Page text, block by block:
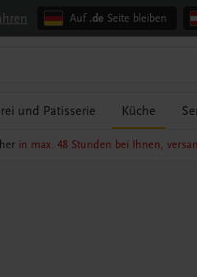
Auf .de Seite bleiben
und Patisserie Küche
in max. 48 Stunden bei Ihnen,